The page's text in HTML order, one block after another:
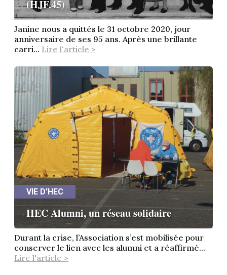
(HJF.45)
Janine nous a quittés le 31 octobre 2020, jour
anniversaire de ses 95 ans. Après une brillante
carri... Lire l'article >
VIE D'HEC
HEC Alumni, un réseau solidaire
Durant la crise, l’Association s’est mobilisée pour
conserver le lien avec les alumni et a réaffirmé...
Lire l'article >